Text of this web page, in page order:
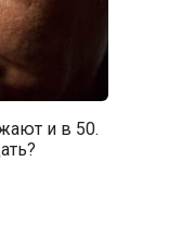
и в 50.